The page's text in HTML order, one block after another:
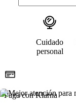
Cuidado
personal
Paga con Klarna